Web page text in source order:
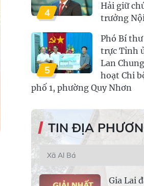
4
Hải giữ
trưởng
5
Phó Bí
trực Tỉnh
Lan
hoạt Chi
phố 1, phường Quy Nhơn
TIN ĐỊA
Gia Lai